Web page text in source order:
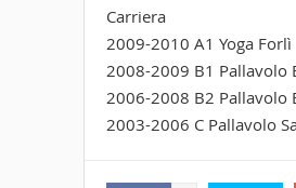
Carriera
2009-2010 A1 Yoga Forlì
2008-2009 B1 Pallavolo
2006-2008 B2 Pallavolo
2003-2006 C Pallavolo